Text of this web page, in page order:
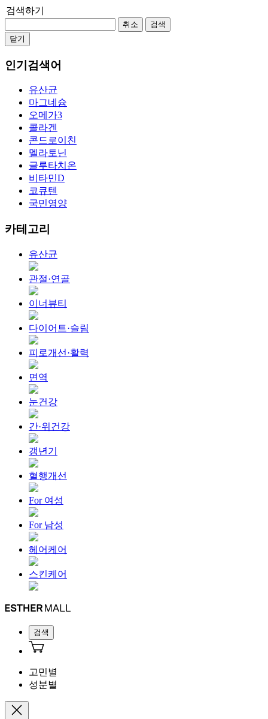
검색하기
취소
검색
닫기
인기검색어
유산균
마그네슘
오메가3
콜라겐
콘드로이친
멜라토닌
글루타치온
비타민D
코큐텐
국민영양
카테고리
유산균
관절·연골
이너뷰티
다이어트·슬림
피로개선·활력
면역
눈건강
간·위건강
갱년기
혈행개선
For 여성
For 남성
헤어케어
스킨케어
검색
고민별
성분별